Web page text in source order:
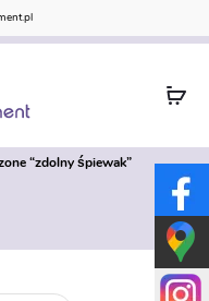
“zdolny śpiewak”